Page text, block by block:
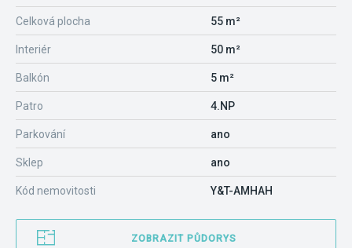
Celková plocha 55 m²
Interiér 50 m²
Balkón 5 m²
Patro 4.NP
Parkování ano
Sklep ano
Kód nemovitosti Y&T-AMHAH
ZOBRAZIT PŮDORYS